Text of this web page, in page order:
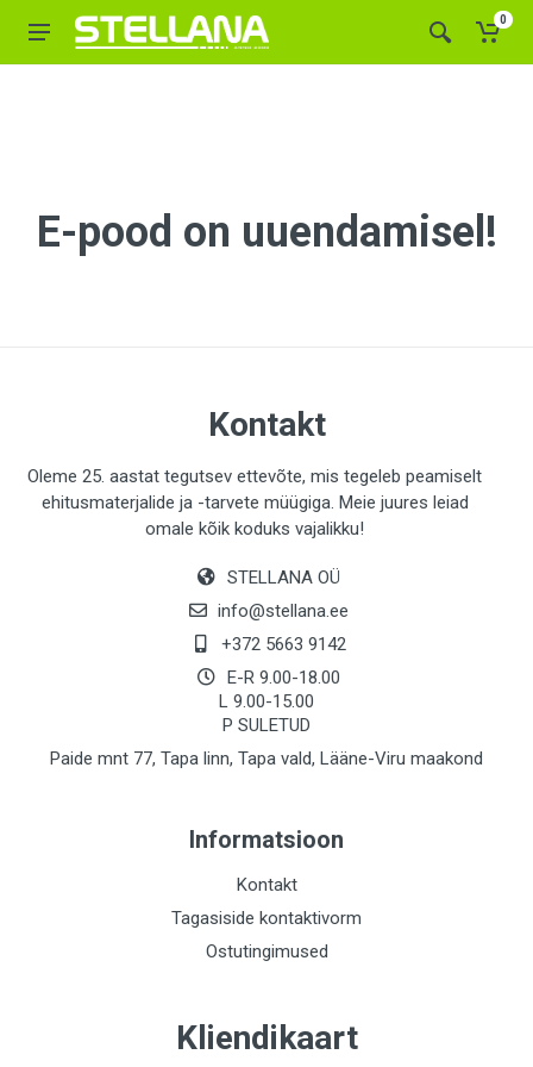
0
E-pood on uuendamisel!
Kontakt
Oleme 25. aastat tegutsev ettevõte, mis tegeleb peamiselt
ehitusmaterjalide ja -tarvete müügiga. Meie juures leiad
omale kõik koduks vajalikku!
STELLANA OÜ
info@stellana.ee
+372 5663 9142
E-R 9.00-18.00
L 9.00-15.00
P SULETUD
Paide mnt 77, Tapa linn, Tapa vald, Lääne-Viru maakond
Informatsioon
Kontakt
Tagasiside kontaktivorm
Ostutingimused
Kliendikaart